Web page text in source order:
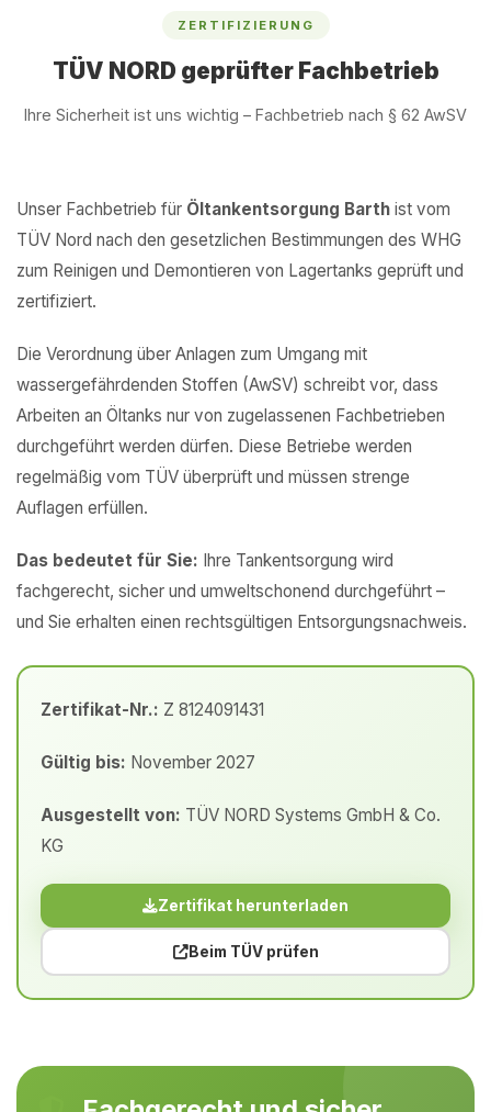
ZERTIFIZIERUNG
TÜV NORD geprüfter Fachbetrieb
Ihre Sicherheit ist uns wichtig – Fachbetrieb nach § 62 AwSV
Unser Fachbetrieb für Öltankentsorgung Barth ist vom
TÜV Nord nach den gesetzlichen Bestimmungen des WHG
zum Reinigen und Demontieren von Lagertanks geprüft und
zertifiziert.
Die Verordnung über Anlagen zum Umgang mit
wassergefährdenden Stoffen (AwSV) schreibt vor, dass
Arbeiten an Öltanks nur von zugelassenen Fachbetrieben
durchgeführt werden dürfen. Diese Betriebe werden
regelmäßig vom TÜV überprüft und müssen strenge
Auflagen erfüllen.
Das bedeutet für Sie: Ihre Tankentsorgung wird
fachgerecht, sicher und umweltschonend durchgeführt –
und Sie erhalten einen rechtsgültigen Entsorgungsnachweis.
Zertifikat-Nr.: Z 8124091431
Gültig bis: November 2027
Ausgestellt von: TÜV NORD Systems GmbH & Co.
KG
Zertifikat herunterladen
Beim TÜV prüfen